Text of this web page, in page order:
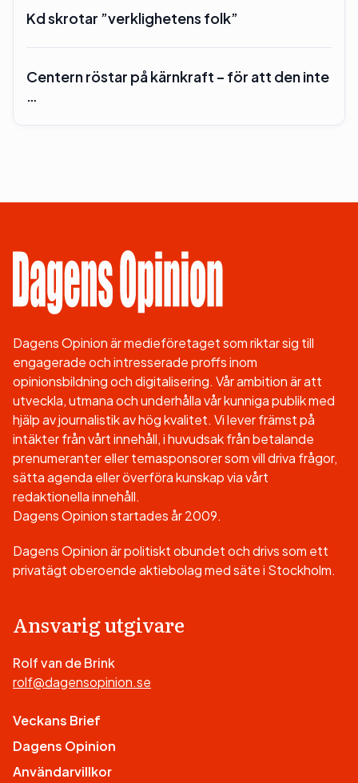
Kd skrotar ”verklighetens folk”
Centern röstar på kärnkraft – för att den inte
…
Dagens Opinion är medieföretaget som riktar sig till
engagerade och intresserade proffs inom
opinionsbildning och digitalisering. Vår ambition är att
utveckla, utmana och underhålla vår kunniga publik med
hjälp av journalistik av hög kvalitet. Vi lever främst på
intäkter från vårt innehåll, i huvudsak från betalande
prenumeranter eller temasponsorer som vill driva frågor,
sätta agenda eller överföra kunskap via vårt
redaktionella innehåll.
Dagens Opinion startades år 2009.
Dagens Opinion är politiskt obundet och drivs som ett
privatägt oberoende aktiebolag med säte i Stockholm.
Ansvarig utgivare
Rolf van de Brink
rolf@dagensopinion.se
Veckans Brief
Dagens Opinion
Användarvillkor